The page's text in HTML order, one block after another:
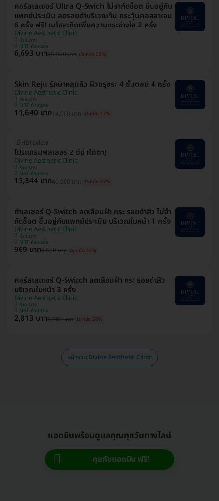
คอร์สเลเซอร์ Ultra Q-Swich ไม่จำกัดช็อต ขึ้นอยู่กับ
แพทย์ประเมิน ลดรอยดำบริเวณก้น กระตุ้นคอลลาเจน
6 ครั้ง ฟรี! เมโสสะกิดเพิ่มความกระจ่างใส 2 ครั้ง
Divine Aesthetic Clinic
ห้วยขวาง
MRT ห้วยขวาง
6,693 บาท15,900 บาท ประหยัด 58%
Skin Reju รักษาหลุมสิว ผิวขรุขระ 4 ขั้นตอน 4 ครั้ง
Divine Aesthetic Clinic
ห้วยขวาง
MRT ห้วยขวาง
11,640 บาท14,000 บาท ประหยัด 17%
มี HDreview
โปรแกรมฟิลเลอร์ 2 ซีซี (ใต้ตา)
Divine Aesthetic Clinic
ห้วยขวาง
MRT ห้วยขวาง
13,344 บาท40,000 บาท ประหยัด 67%
ทำเลเซอร์ Q-Switch ลดเลือนฝ้า​ กระ​ รอยดำสิว ไม่จำ
กัดช็อต ขึ้นอยู่กับแพทย์ประเมิน บริเวณใบหน้า 1 ครั้ง
Divine Aesthetic Clinic
ห้วยขวาง
MRT ห้วยขวาง
969 บาท2,500 บาท ประหยัด 61%
คอร์สเลเซอร์ Q-Switch ลดเลือนฝ้า​ กระ​ รอยดำสิว
บริเวณใบหน้า 3 ครั้ง
Divine Aesthetic Clinic
ห้วยขวาง
MRT ห้วยขวาง
2,813 บาท3,900 บาท ประหยัด 28%
หน้ารวม Divine Aesthetic Clinic
แอดมินพร้อมดูแลคุณทุกวันทางไลน์
คุยกับแอดมิน ฟรี!